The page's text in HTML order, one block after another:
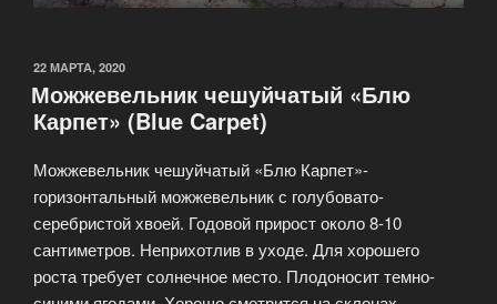
22 МАРТА, 2020
Можжевельник чешуйчатый «Блю
Карпет» (Blue Carpet)
Можжевельник чешуйчатый «Блю Карпет»-
горизонтальный можжевельник с голубовато-
серебристой хвоей. Годовой прирост около 8-10
сантиметров. Неприхотлив в уходе. Для хорошего
роста требует солнечное место. Плодоносит темно-